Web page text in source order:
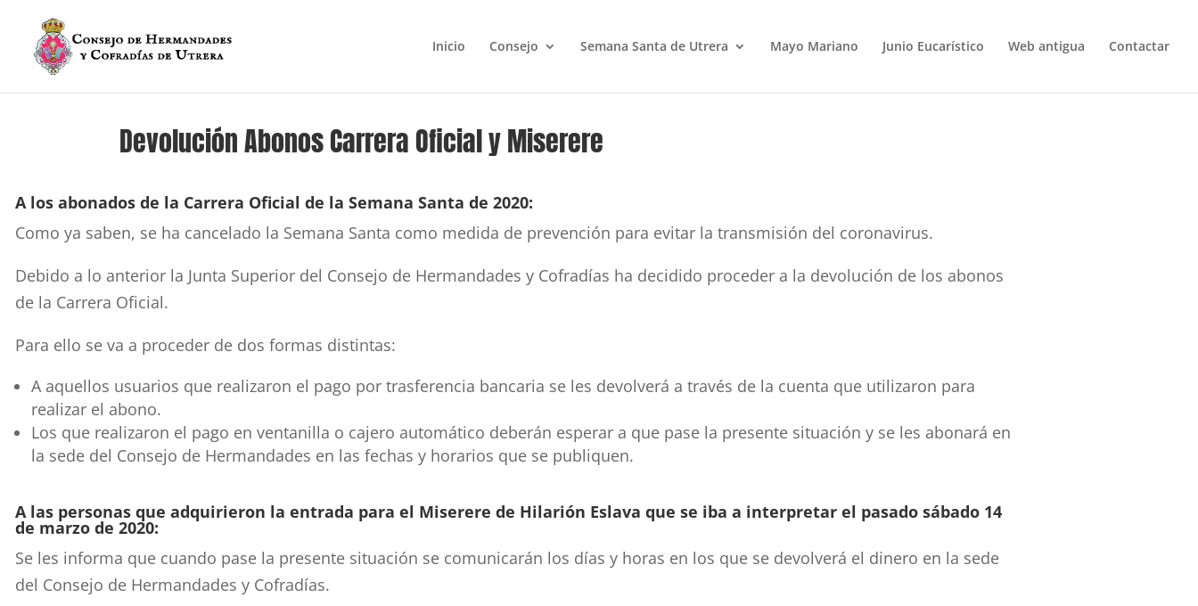
Inicio Consejo Semana Santa de Utrera Mayo Mariano Junio Eucarístico Web antigua Contactar
Devolución Abonos Carrera Oficial y Miserere
A los abonados de la Carrera Oficial de la Semana Santa de 2020:
Como ya saben, se ha cancelado la Semana Santa como medida de prevención para evitar la transmisión del coronavirus.
Debido a lo anterior la Junta Superior del Consejo de Hermandades y Cofradías ha decidido proceder a la devolución de los abonos
de la Carrera Oficial.
Para ello se va a proceder de dos formas distintas:
A aquellos usuarios que realizaron el pago por trasferencia bancaria se les devolverá a través de la cuenta que utilizaron para
realizar el abono.
Los que realizaron el pago en ventanilla o cajero automático deberán esperar a que pase la presente situación y se les abonará en
la sede del Consejo de Hermandades en las fechas y horarios que se publiquen.
A las personas que adquirieron la entrada para el Miserere de Hilarión Eslava que se iba a interpretar el pasado sábado 14
de marzo de 2020:
Se les informa que cuando pase la presente situación se comunicarán los días y horas en los que se devolverá el dinero en la sede
del Consejo de Hermandades y Cofradías.